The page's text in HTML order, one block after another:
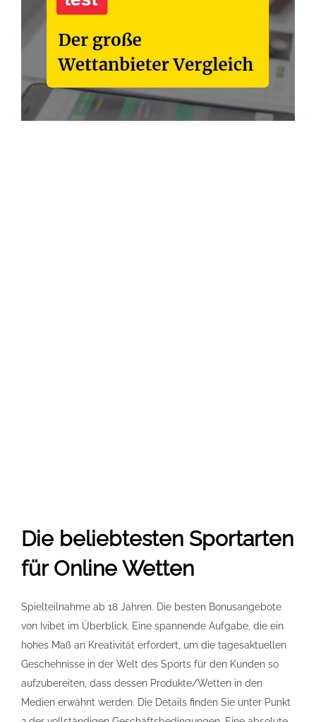
Die beliebtesten Sportarten
für Online Wetten
Spielteilnahme ab 18 Jahren. Die besten Bonusangebote
von Ivibet im Überblick. Eine spannende Aufgabe, die ein
hohes Maß an Kreativität erfordert, um die tagesaktuellen
Geschehnisse in der Welt des Sports für den Kunden so
aufzubereiten, dass dessen Produkte/Wetten in den
Medien erwähnt werden. Die Details finden Sie unter Punkt